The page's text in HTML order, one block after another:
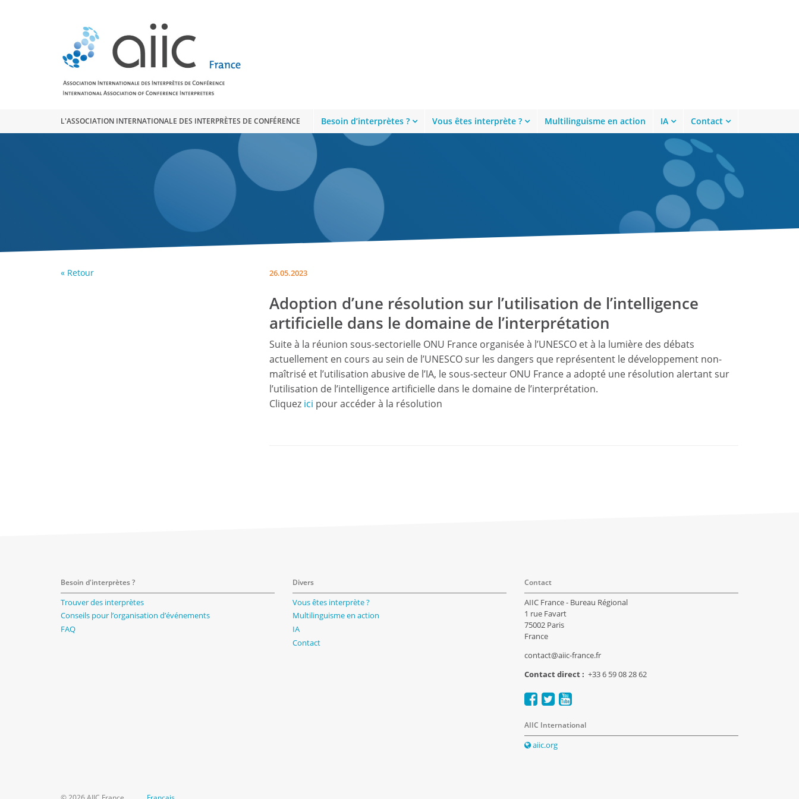
L'ASSOCIATION INTERNATIONALE DES INTERPRÈTES DE CONFÉRENCE Besoin d’interprètes ? Vous êtes interprète ? Multilinguisme en action IA Contact
« Retour 26.05.2023
Adoption d’une résolution sur l’utilisation de l’intelligence
artificielle dans le domaine de l’interprétation
Suite à la réunion sous-sectorielle ONU France organisée à l’UNESCO et à la lumière des débats
actuellement en cours au sein de l’UNESCO sur les dangers que représentent le développement non-
maîtrisé et l’utilisation abusive de l’IA, le sous-secteur ONU France a adopté une résolution alertant sur
l’utilisation de l’intelligence artificielle dans le domaine de l’interprétation.
Cliquez ici pour accéder à la résolution
Besoin d'interprètes ?
Trouver des interprètes
Conseils pour l’organisation d’événements
FAQ
Divers
Vous êtes interprète ?
Multilinguisme en action
IA
Contact
Contact
AIIC France - Bureau Régional
1 rue Favart
75002 Paris
France
contact@aiic-france.fr
Contact direct : +33 6 59 08 28 62
AIIC International
aiic.org